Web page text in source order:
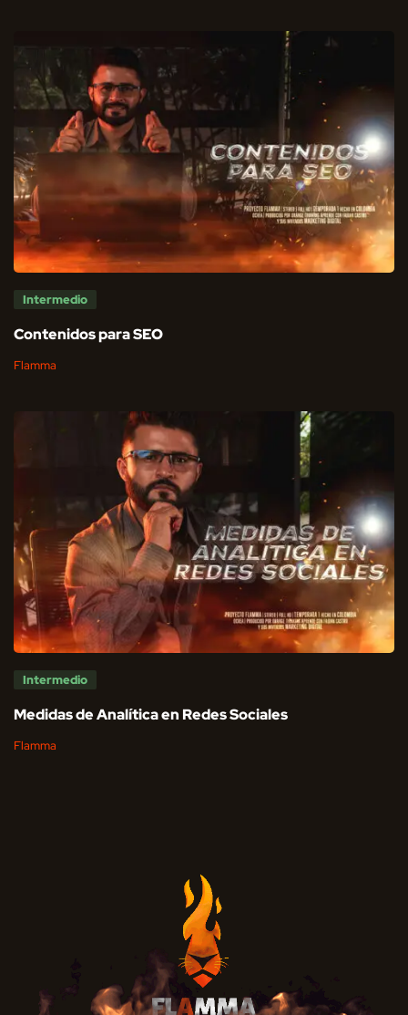
Intermedio
Contenidos para SEO
Flamma
Intermedio
Medidas de Analítica en Redes Sociales
Flamma